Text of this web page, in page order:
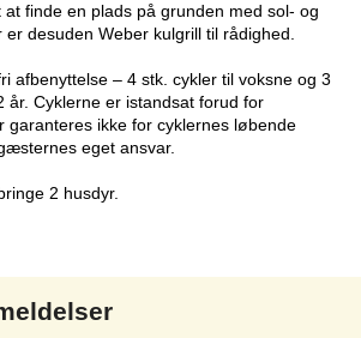
finde en plads på grunden med sol- og
er desuden Weber kulgrill til rådighed.
afbenyttelse – 4 stk. cykler til voksne og 3
år. Cyklerne er istandsat forud for
ikke for cyklernes løbende
eget ansvar.
2 husdyr.